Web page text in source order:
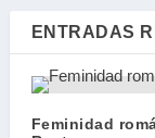
ENTRADAS
Feminidad